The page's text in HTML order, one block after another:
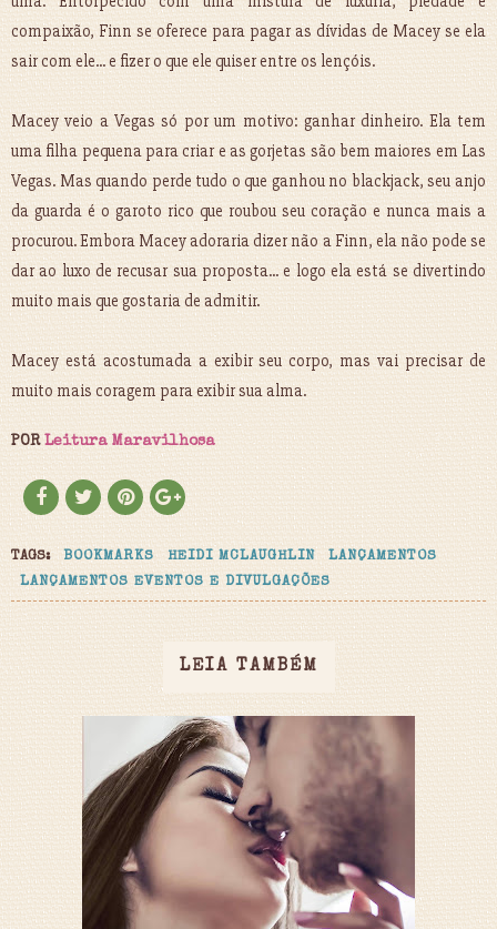
compaixão, Finn se oferece para pagar as dívidas de Macey se ela
sair com ele... e fizer o que ele quiser entre os lençóis.
Macey veio a Vegas só por um motivo: ganhar dinheiro. Ela tem
uma filha pequena para criar e as gorjetas são bem maiores em Las
Vegas. Mas quando perde tudo o que ganhou no blackjack, seu anjo
da guarda é o garoto rico que roubou seu coração e nunca mais a
procurou. Embora Macey adoraria dizer não a Finn, ela não pode se
dar ao luxo de recusar sua proposta... e logo ela está se divertindo
muito mais que gostaria de admitir.
Macey está acostumada a exibir seu corpo, mas vai precisar de
muito mais coragem para exibir sua alma.
PORLeitura Maravilhosa
TAGS: BOOKMARKS HEIDI MCLAUGHLIN
LANÇAMENTOS
LANÇAMENTOS EVENTOS E DIVULGAÇÕES
LEIA TAMBÉM